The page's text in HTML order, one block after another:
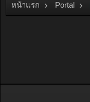
หน้าแรก Portal